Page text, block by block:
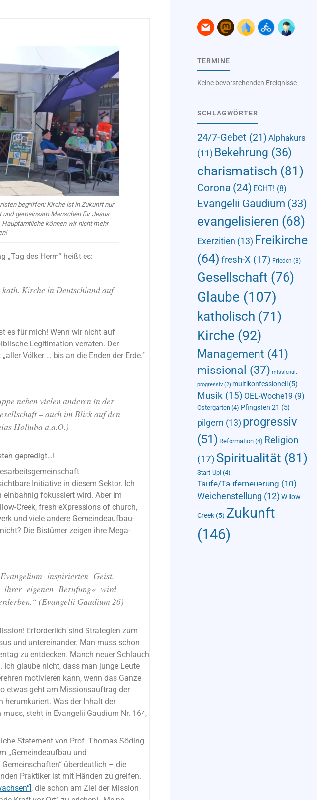
begriffen: Kirche ist in Zukunft nur
und gemeinsam Menschen für Jesus
können wir nicht mehr
„Tag des Herrn“ heißt es:
Kirche in Deutschland auf
es für mich! Wenn wir nicht auf
Legitimation verraten. Der
Völker … bis an die Enden der Erde.“
neben vielen anderen in der
– auch im Blick auf den
Holluba a.a.O.)
gepredigt…!
Initiative in diesem Sektor. Ich
einbahnig fokussiert wird. Aber im
Creek, fresh eXpressions of church,
und viele andere Gemeindeaufbau-
Die Bistümer zeigen ihre Mega-
Evangelium inspirierten Geist,
ihrer eigenen Berufung« wird
(Evangelii Gaudium 26)
Erforderlich sind Strategien zum
und untereinander. Man muss schon
zu entdecken. Manch neuer Schlauch
glaube nicht, dass man junge Leute
motivieren kann, wenn das Ganze
etwas geht am Missionsauftrag der
herumkuriert. Was der Inhalt der
steht in Evangelii Gaudium Nr. 164,
Statement von Prof. Thomas Söding
„Gemeindeaufbau und
überdeutlich – die
Praktiker ist mit Händen zu greifen.
, die schon am Ziel der Mission
TERMINE
Keine bevorstehenden Ereignisse
SCHLAGWÖRTER
24/7-Gebet (21) Alphakurs
(11) Bekehrung (36)
charismatisch (81)
Corona(24) ECHT! (8)
Evangelii Gaudium (33)
evangelisieren (68)
Exerzitien (13) Freikirche
(64) fresh-X(17) Frieden (3)
Gesellschaft (76)
Glaube (107)
katholisch (71)
Kirche(92)
Management (41)
missional (37) missional.
progressiv(2) multikonfessionell (5)
Musik(15) OEL-Woche19 (9)
Ostergarten(4) Pfingsten 21 (5)
pilgern (13) progressiv
(51) Reformation(4) Religion
(17) Spiritualität (81)
Start-Up!(4)
Taufe/Tauferneuerung (10)
Weichenstellung (12) Willow-
Creek(5) Zukunft
(146)